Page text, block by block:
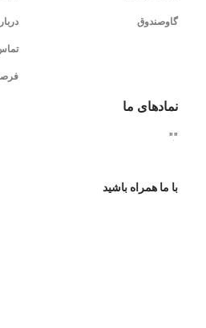
گاوصندوق
نمادهای ما
"
"
با ما همراه باشید